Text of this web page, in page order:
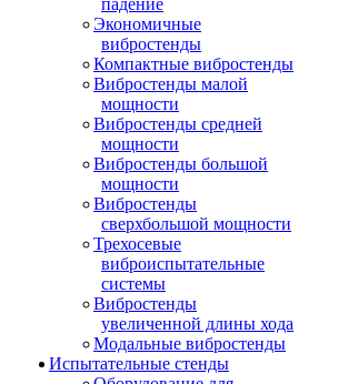
падение
Экономичные
вибростенды
Компактные вибростенды
Вибростенды малой
мощности
Вибростенды средней
мощности
Вибростенды большой
мощности
Вибростенды
сверхбольшой мощности
Трехосевые
виброиспытательные
системы
Вибростенды
увеличенной длины хода
Модальные вибростенды
Испытательные стенды